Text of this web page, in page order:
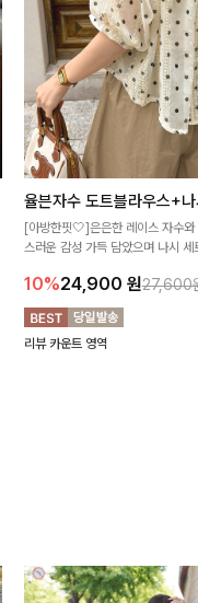
율븐자수 도트블라우스+
[아방한핏🤍]은은한 레이스 자수와
스러운 감성 가득 담았으며 나시 세
10%24,900 원27,600
리뷰 카운트 영역